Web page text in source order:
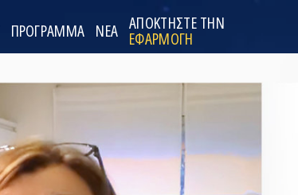
ΠΡΟΓΡΑΜΜΑ ΝΕΑ ΑΠΟΚΤΗΣΤΕ ΤΗΝ
ΕΦΑΡΜΟΓΗ